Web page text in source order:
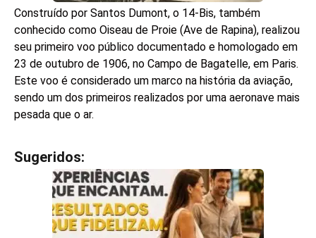
Construído por Santos Dumont, o 14-Bis, também
conhecido como Oiseau de Proie (Ave de Rapina), realizou
seu primeiro voo público documentado e homologado em
23 de outubro de 1906, no Campo de Bagatelle, em Paris.
Este voo é considerado um marco na história da aviação,
sendo um dos primeiros realizados por uma aeronave mais
pesada que o ar.
Sugeridos: